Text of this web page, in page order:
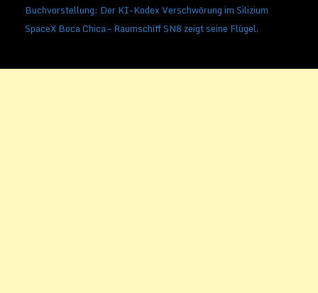
Buchvorstellung: Der KI-Kodex Verschwörung im Silizium
SpaceX Boca Chica – Raumschiff SN8 zeigt seine Flügel.